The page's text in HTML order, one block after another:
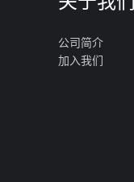
公司简介
加入我们